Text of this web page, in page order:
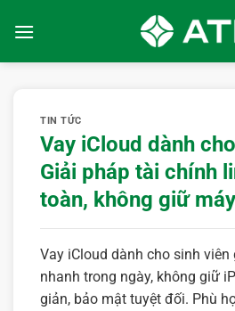
qua
TIN TỨC
Vay iCloud dành
Giải pháp tài chính
toàn, không giữ máy
Vay iCloud dành cho sinh viên
nhanh trong ngày, không giữ
giản, bảo mật tuyệt đối. Phù